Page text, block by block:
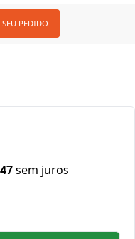
SEU PEDIDO
sem juros